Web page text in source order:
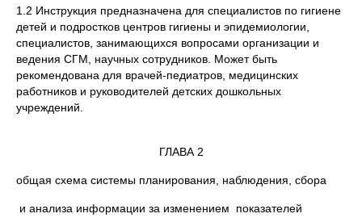
1.2 Инструкция предназначена для специалистов по гигиене
детей и подростков центров гигиены и эпидемиологии,
специалистов, занимающихся вопросами организации и
ведения СГМ, научных сотрудников. Может быть
рекомендована для врачей-педиатров, медицинских
работников и руководителей детских дошкольных
учреждений.
ГЛАВА 2
общая схема системы планирования, наблюдения, сбора
и анализа информации за изменением показателей